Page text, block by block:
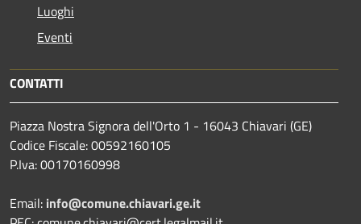
Luoghi
Eventi
CONTATTI
Piazza Nostra Signora dell'Orto 1 - 16043 Chiavari (GE)
Codice Fiscale: 00592160105
P.Iva: 00170160998
Email: info@comune.chiavari.ge.it